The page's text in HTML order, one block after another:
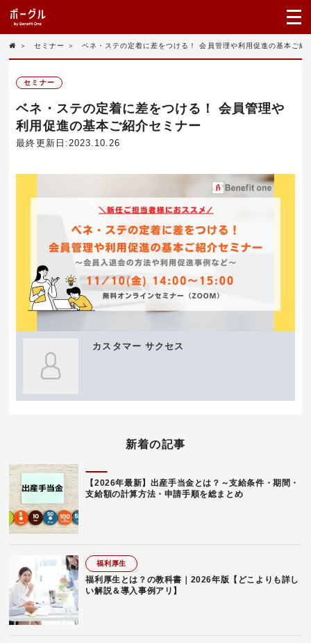
＞ セミナー ＞ ベネ・ステの定着に差をつける！ 会員管理や利用促進の基本ご紹
セミナー
ベネ・ステの定着に差をつける！ 会員管理や
利用促進の基本ご紹介セミナー
最終更新日:2023.10.26
カスタマー サクセス
新着の記事
【2026年最新】出産手当金とは？～支給条件・期間・
支給額の計算方法・申請手順を総まとめ
福利厚生
福利厚生とは？の教科書｜2026年版【どこよりも詳し
い解説＆導入事例アリ】